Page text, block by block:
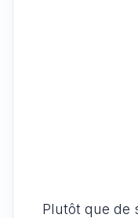
Plutôt que de